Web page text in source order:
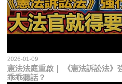
2026-01-09
憲法法庭重啟｜ 《憲法訴訟法》
乖乖聽話？